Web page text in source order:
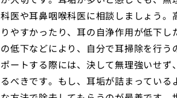
科医や耳鼻咽喉科医に相談しましょう
りやすかったり、耳の自浄作用が低下
の低下などにより、自分で耳掃除を行
ポートする際には、決して無理強いせ
るべきです。もし、耳垢が詰まってい